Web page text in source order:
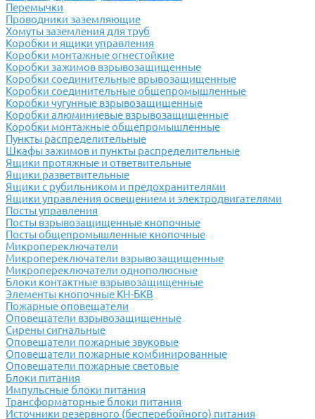
Перемычки
Проводники заземляющие
Хомуты заземления для труб
Коробки и ящики управления
Коробки монтажные огнестойкие
Коробки зажимов взрывозащищенные
Коробки соединительные врывозащищенные
Коробки соединительные общепромышленные
Коробки чугунные взрывозащищенные
Коробки алюминиевые взрывозащищенные
Коробки монтажные общепромышленные
Пункты распределительные
Шкафы зажимов и пункты распределительные
Ящики протяжные и ответвительные
Ящики разветвительные
Ящики с рубильником и предохранителями
Ящики управления освещением и электродвигателями
Посты управления
Посты взрывозащищенные кнопочные
Посты общепромышленные кнопочные
Микропереключатели
Микропереключатели взрывозащищенные
Микропереключатели однополюсные
Блоки контактные взрывозащищенные
Элементы кнопочные КН-БКВ
Пожарные оповещатели
Оповещатели взрывозащищенные
Сирены сигнальные
Оповещатели пожарные звуковые
Оповещатели пожарные комбинированные
Оповещатели пожарные световые
Блоки питания
Импульсные блоки питания
Трансформаторные блоки питания
Источники резервного (бесперебойного) питания